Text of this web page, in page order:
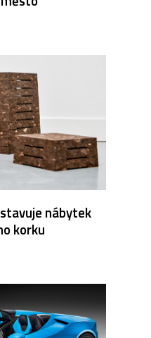
nábytek
korku